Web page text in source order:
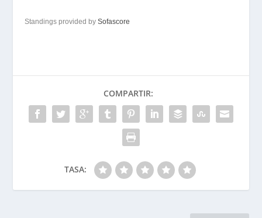
Standings provided bySofascore
COMPARTIR:
TASA: